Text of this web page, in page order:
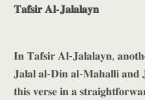
𝐓𝐚𝐟𝐬𝐢𝐫 𝐀𝐥-𝐉𝐚𝐥𝐚𝐥𝐚𝐲𝐧
𝐈𝐧 𝐓𝐚𝐟𝐬𝐢𝐫 𝐀𝐥-𝐉𝐚𝐥𝐚𝐥𝐚𝐲𝐧,
𝐉𝐚𝐥𝐚𝐥 𝐚𝐥-𝐃𝐢𝐧 𝐚𝐥-𝐌𝐚𝐡𝐚𝐥𝐥𝐢 𝐚𝐧𝐝
𝐭𝐡𝐢𝐬 𝐯𝐞𝐫𝐬𝐞 𝐢𝐧 𝐚